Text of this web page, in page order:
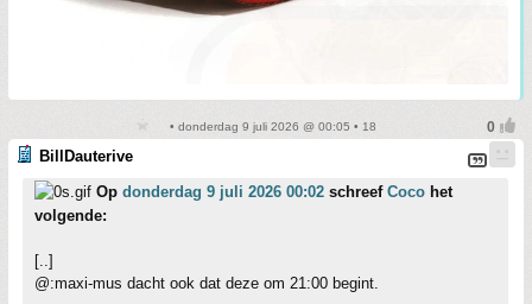
• donderdag 9 juli 2026 @ 00:05 • 18
BillDauterive
Op donderdag 9 juli 2026 00:02 schreef Coco het
volgende:
[..]
@:maxi-mus dacht ook dat deze om 21:00 begint.